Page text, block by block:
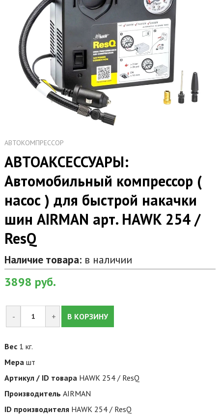
АВТОКОМПРЕССОР
АВТОАКСЕССУАРЫ:
Автомобильный компрессор (
насос ) для быстрой накачки
шин AIRMAN арт. HAWK 254 /
ResQ
Наличие товара:в наличии
3898 руб.
- + В КОРЗИНУ
Вес 1 кг.
Мера шт
Артикул / ID товара HAWK 254 / ResQ
Производитель AIRMAN
ID производителя HAWK 254 / ResQ